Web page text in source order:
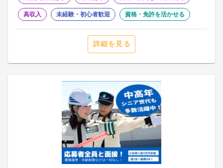
高収入 未経験・初心者歓迎 資格・免許を活かせる
詳細を見る